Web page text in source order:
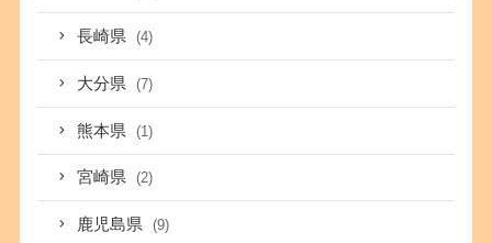
長崎県 (4)
大分県 (7)
熊本県 (1)
宮崎県 (2)
鹿児島県 (9)